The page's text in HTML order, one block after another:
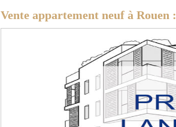
Vente appartement neuf à Rouen :